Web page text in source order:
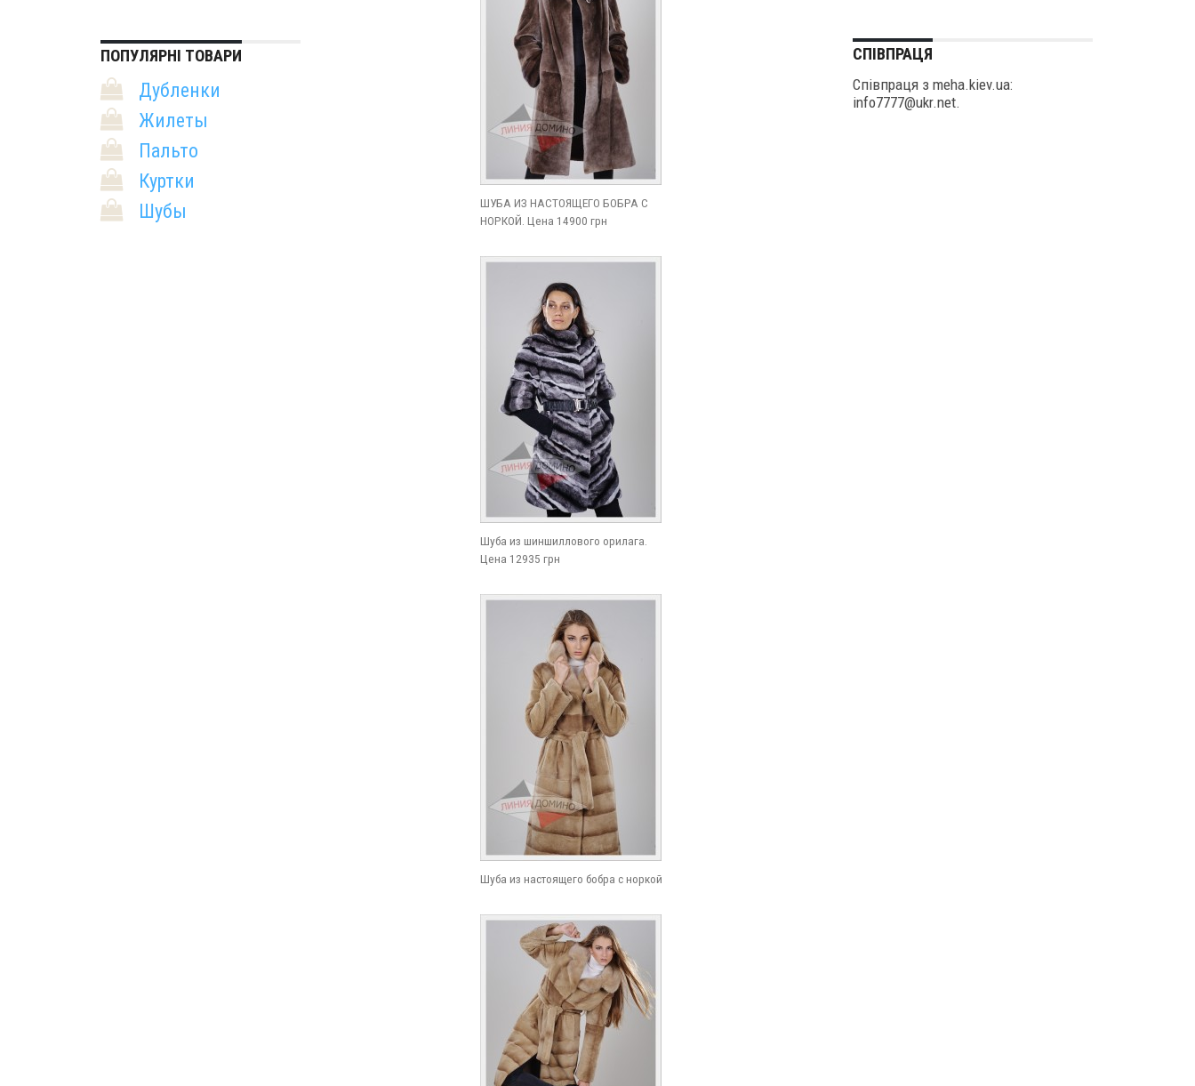
ШУБА ИЗ НАСТОЯЩЕГО БОБРА С
НОРКОЙ. Цена 14900 грн
Шуба из шиншиллового орилага.
Цена 12935 грн
Шуба из настоящего бобра с норкой
ПОПУЛЯРНІ ТОВАРИ
Дубленки
Жилеты
Пальто
Куртки
Шубы
СПІВПРАЦЯ
Співпраця з meha.kiev.ua:
info7777@ukr.net.